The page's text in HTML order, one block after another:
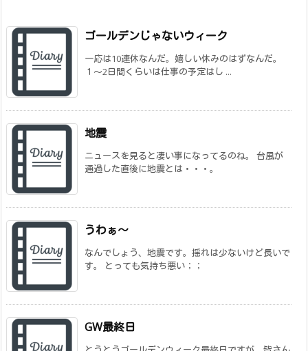
ゴールデンじゃないウィーク
一応は10連休なんだ。嬉しい休みのはずなんだ。
１～2日間くらいは仕事の予定はし ...
地震
ニュースを見ると凄い事になってるのね。 台風が
通過した直後に地震とは・・・。
うわぁ～
なんでしょう、地震です。揺れは少ないけど長いで
す。 とっても気持ち悪い；；
GW最終日